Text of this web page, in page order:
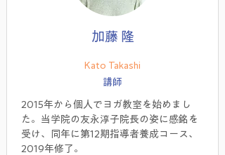
加藤 隆
Kato Takashi
講師
2015年から個人でヨガ教室を始めまし
た。当学院の友永淳子院長の姿に感銘を
受け、同年に第12期指導者養成コース、
2019年修了。